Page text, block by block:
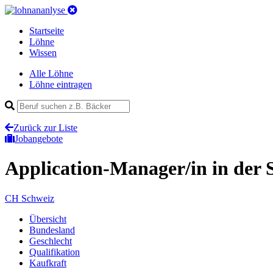
Startseite
Löhne
Wissen
Alle Löhne
Löhne eintragen
Zurück zur Liste
Jobangebote
Application-Manager/in in der
CH Schweiz
Übersicht
Bundesland
Geschlecht
Qualifikation
Kaufkraft